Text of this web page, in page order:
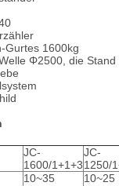
Gurtes 1600kg
Φ2500, die
JC-
1600/1+1+3
JC-
1250/
10~35 10~25